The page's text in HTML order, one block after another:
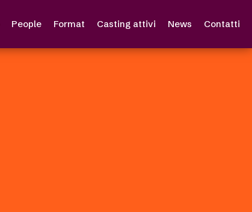
People Format Casting attivi News Contatti